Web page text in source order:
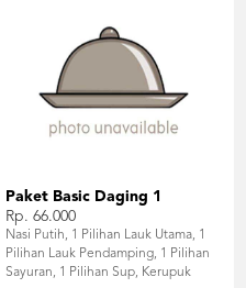
Paket Basic Daging 1
Rp. 66.000
Nasi Putih, 1 Pilihan Lauk Utama, 1
Pilihan Lauk Pendamping, 1 Pilihan
Sayuran, 1 Pilihan Sup, Kerupuk